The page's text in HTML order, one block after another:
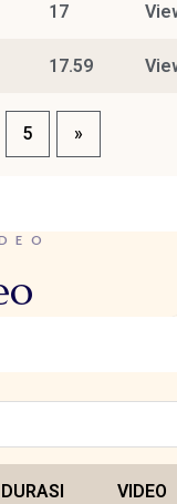
17
17.59
5 »
DURASI VIDEO